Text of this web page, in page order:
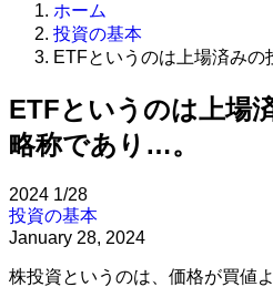
ホーム
投資の基本
ETFというのは上場済みの
ETFというのは上場
略称であり…。
2024 1/28
投資の基本
January 28, 2024
株投資というのは、価格が買値